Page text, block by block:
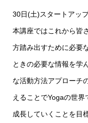
30日(土)スタートアッ
本講座ではこれから皆
方踏み出すために必要
ときの必要な情報を学
な活動方法アプローチ
えることでYogaの世
成長していくことを目